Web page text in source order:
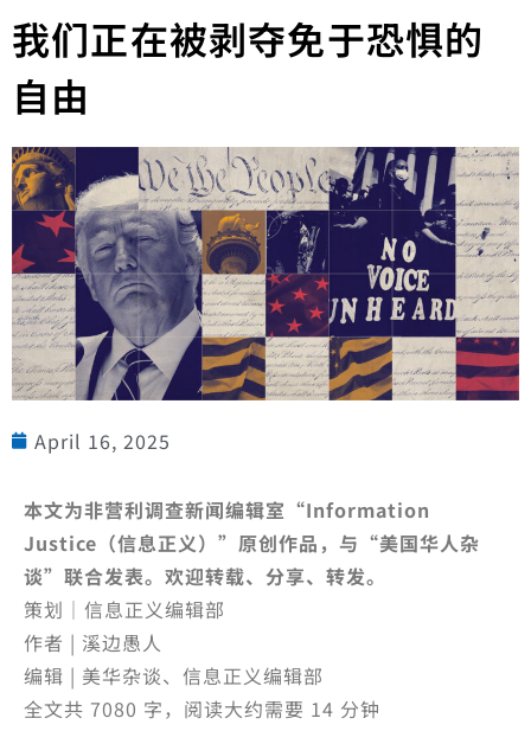
我们正在被剥夺免于恐惧的
自由
April 16, 2025
本文为非营利调查新闻编辑室“Information
Justice（信息正义）”原创作品，与“美国华人杂
谈”联合发表。欢迎转载、分享、转发。
策划｜信息正义编辑部
作者 | 溪边愚人
编辑 | 美华杂谈、信息正义编辑部
全文共 7080 字，阅读大约需要 14 分钟